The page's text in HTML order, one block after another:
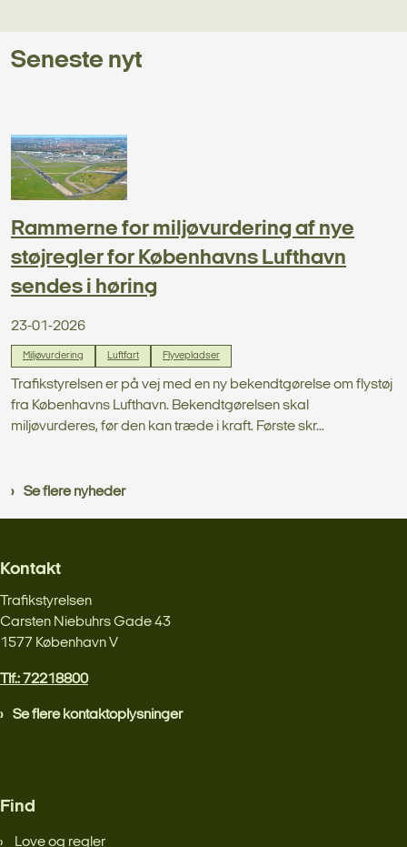
Seneste nyt
Rammerne for miljøvurdering af nye
støjregler for Københavns Lufthavn
sendes i høring
23-01-2026
Miljøvurdering Luftfart Flyvepladser
Trafikstyrelsen er på vej med en ny bekendtgørelse om flystøj
fra Københavns Lufthavn. Bekendtgørelsen skal
miljøvurderes, før den kan træde i kraft. Første skr...
Se flere nyheder
Kontakt
Trafikstyrelsen
Carsten Niebuhrs Gade 43
1577 København V
Tlf.: 72218800
Se flere kontaktoplysninger
Find
Love og regler